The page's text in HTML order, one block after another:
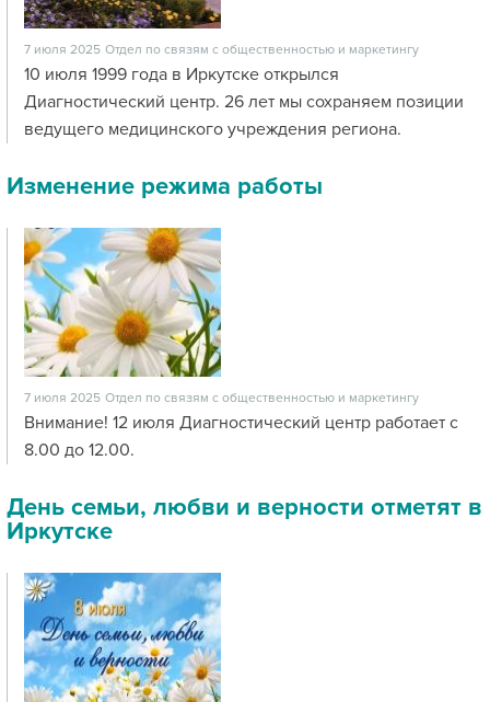
7 июля 2025 Отдел по связям с общественностью и маркетингу
10 июля 1999 года в Иркутске открылся
Диагностический центр. 26 лет мы сохраняем позиции
ведущего медицинского учреждения региона.
Изменение режима работы
7 июля 2025 Отдел по связям с общественностью и маркетингу
Внимание! 12 июля Диагностический центр работает с
8.00 до 12.00.
День семьи, любви и верности отметят в
Иркутске